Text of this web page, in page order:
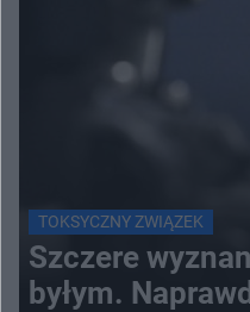
TOKSYCZNY ZWIĄZEK
Szczere
byłym.